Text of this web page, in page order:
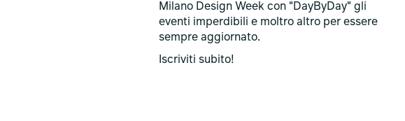
Milano Design Week con "DayByDay" gli
eventi imperdibili e moltro altro per essere
sempre aggiornato.
Iscriviti subito!